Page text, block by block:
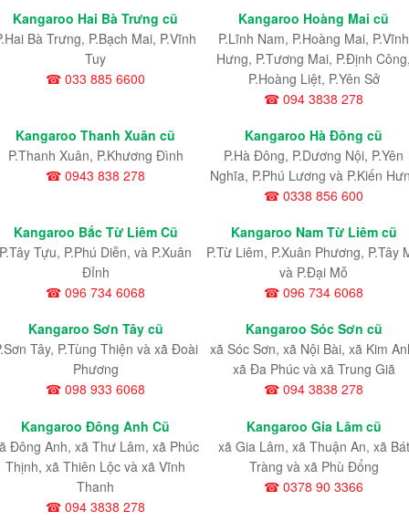
Kangaroo Hai Bà Trưng cũ
Bà Trưng, P.Bạch Mai, P.Vĩnh
Tuy
☎ 033 885 6600
Kangaroo Hoàng Mai cũ
P.Lĩnh Nam, P.Hoàng Mai, P.Vĩnh
Hưng, P.Tương Mai, P.Định
P.Hoàng Liệt, P.Yên Sở
☎ 094 3838 278
Kangaroo Thanh Xuân cũ
P.Thanh Xuân, P.Khương Đình
☎ 0943 838 278
Kangaroo Hà Đông cũ
P.Hà Đông, P.Dương Nội, P.Yên
Nghĩa, P.Phú Lương và P.Kiến
☎ 0338 856 600
Kangaroo Bắc Từ Liêm Cũ
P.Tây Tựu, P.Phú Diễn, và P.Xuân
Đỉnh
☎ 096 734 6068
Kangaroo Nam Từ Liêm cũ
P.Từ Liêm, P.Xuân Phương, P.Tây
và P.Đại Mỗ
☎ 096 734 6068
Kangaroo Sơn Tây cũ
Tây, P.Tùng Thiện và xã Đoài
Phương
☎ 098 933 6068
Kangaroo Sóc Sơn cũ
xã Sóc Sơn, xã Nội Bài, xã Kim
xã Đa Phúc và xã Trung Giã
☎ 094 3838 278
Kangaroo Đông Anh Cũ
Đông Anh, xã Thư Lâm, xã Phúc
Thịnh, xã Thiên Lộc và xã Vĩnh
Thanh
☎ 094 3838 278
Kangaroo Gia Lâm cũ
xã Gia Lâm, xã Thuận An, xã Bát
Tràng và xã Phù Đổng
☎ 0378 90 3366